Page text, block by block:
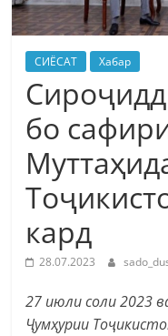
СИЁСАТ Хабар
бо
кард
28.07.2023
27 июли соли 2023
Ҷумҳурии